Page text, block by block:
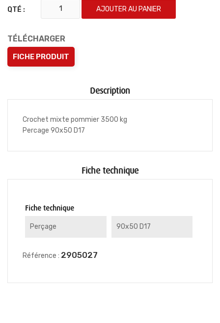
QTÉ : AJOUTER AU PANIER
TÉLÉCHARGER
FICHE PRODUIT
Description
Crochet mixte pommier 3500 kg
Percage 90x50 D17
Fiche technique
Fiche technique
Perçage 90x50 D17
Référence : 2905027